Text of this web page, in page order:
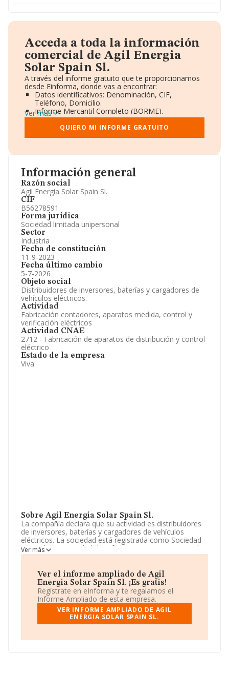
Información general
Razón social
Agil Energia Solar Spain Sl.
CIF
B56278591
Forma jurídica
Sociedad limitada unipersonal
Sector
Industria
Fecha de constitución
11-9-2023
Fecha último cambio
5-7-2026
Objeto social
Distribuidores de inversores, baterías y cargadores de
vehículos eléctricos.
Actividad
Fabricación contadores, aparatos medida, control y
verificación eléctricos
Actividad CNAE
2712 - Fabricación de aparatos de distribución y control
eléctrico
Estado de la empresa
Viva
Sobre Agil Energia Solar Spain Sl.
La compañía declara que su actividad es distribuidores
de inversores, baterías y cargadores de vehículos
eléctricos. La sociedad está registrada como Sociedad
Limitada. La actividad de referencia CNAE corresponde
a 'Fabricación de aparatos de distribución y control
importadora y exportadora.
El correo electrónico essales.spain@livoltek.com
Puedes visitar su sitio web:www.livoltek.com
La compañíaAgil Energia Solar Spain S.L, CIF
B56278591, tiene su domicilio social establecido en
Ver más
Ver el informe ampliado de Agil
Energia Solar Spain Sl. ¡Es gratis!
Regístrate en eInforma y te regalamos el
Informe Ampliado de esta empresa.
VER INFORME AMPLIADO DE AGIL
ENERGIA SOLAR SPAIN SL.
Acceda a toda la información
comercial de Agil Energia
Solar Spain Sl.
A través del informe gratuito que te proporcionamos
desde Einforma, donde vas a encontrar:
Datos identificativos: Denominación, CIF,
Teléfono, Domicilio.
Informe Mercantil Completo (BORME).
Gráficos de Evolución Ventas y Empleados.
Consejo de Administración y Administradores.
Directivos y Ejecutivos.
Información oficial y registral complementaria.
Ver más
QUIERO MI INFORME GRATUITO